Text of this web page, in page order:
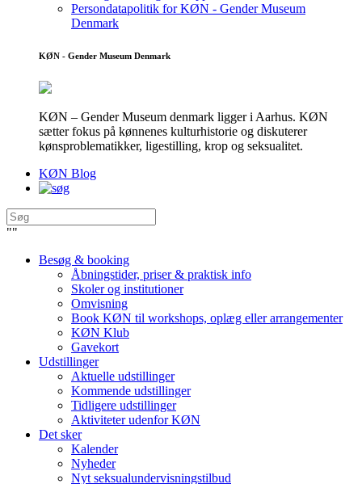
Persondatapolitik for KØN - Gender Museum
Denmark
KØN - Gender Museum Denmark
KØN – Gender Museum denmark ligger i Aarhus. KØN
sætter fokus på kønnenes kulturhistorie og diskuterer
kønsproblematikker, ligestilling, krop og seksualitet.
KØN Blog
""
Besøg & booking
Åbningstider, priser & praktisk info
Skoler og institutioner
Omvisning
Book KØN til workshops, oplæg eller arrangementer
KØN Klub
Gavekort
Udstillinger
Aktuelle udstillinger
Kommende udstillinger
Tidligere udstillinger
Aktiviteter udenfor KØN
Det sker
Kalender
Nyheder
Nyt seksualundervisningstilbud